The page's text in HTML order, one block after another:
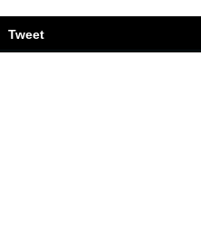
Tweet